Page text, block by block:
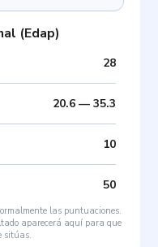
(Edap)
28
20.6— 35.3
10
50
las puntuaciones.
aparecerá aquí para que
sitúas.